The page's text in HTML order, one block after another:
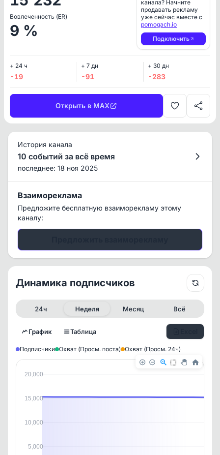
Вовлеченность (ER)
9 %
канала? Начните
продавать рекламу
уже сейчас вместе с
pomogach.io
Подключить
+ 24 ч
-19
+ 7 дн
-91
+ 30 дн
-283
Открыть в MAX
История канала
10 событий за всё время
последнее: 18 ноя 2025
Взаимореклама
Предложите бесплатную взаиморекламу этому
каналу:
Динамика подписчиков
24ч Неделя Месяц Всё
График Таблица
Подписчики Охват (Просм. поста) Охват (Просм. 24ч)
20,000
15,000
10,000
5,000